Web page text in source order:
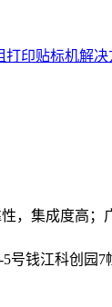
打印贴标机解决
，集成度高
号钱江科创园7